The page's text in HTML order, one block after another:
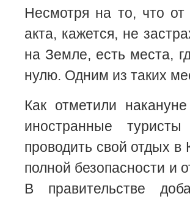
Несмотря на то, что от
акта, кажется, не
на Земле, есть места,
нулю. Одним из таких
Как отметили
иностранные
проводить свой отдых
полной безопасности и
В правительстве